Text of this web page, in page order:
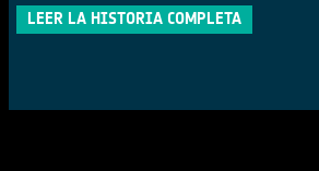
LEER LA HISTORIA COMPLETA